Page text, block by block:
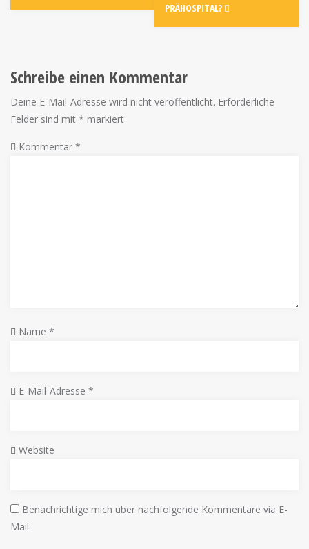
PRÄHOSPITAL?
Schreibe einen Kommentar
Deine E-Mail-Adresse wird nicht veröffentlicht. Erforderliche
Felder sind mit * markiert
Kommentar *
Name *
E-Mail-Adresse *
Website
Benachrichtige mich über nachfolgende Kommentare via E-
Mail.